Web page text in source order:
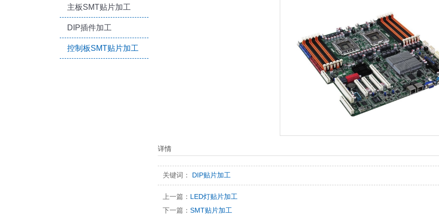
主板SMT贴片加工
DIP插件加工
控制板SMT贴片加工
详情
关键词： DIP贴片加工
上一篇： LED灯贴片加工
下一篇： SMT贴片加工